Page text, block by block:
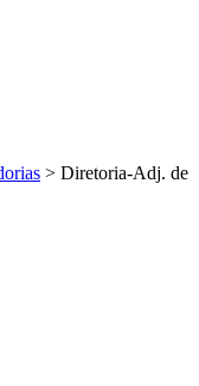
> Diretoria-Adj. de